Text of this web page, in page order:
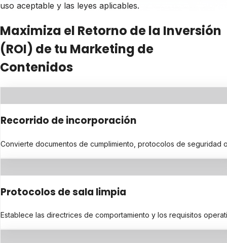
uso aceptable y las leyes aplicables.
Maximiza el Retorno de la Inversión
(ROI) de tu Marketing de
Contenidos
Recorrido de incorporación
Convierte documentos de cumplimiento, protocolos de
Protocolos de sala limpia
Establece las directrices de comportamiento y los requisitos